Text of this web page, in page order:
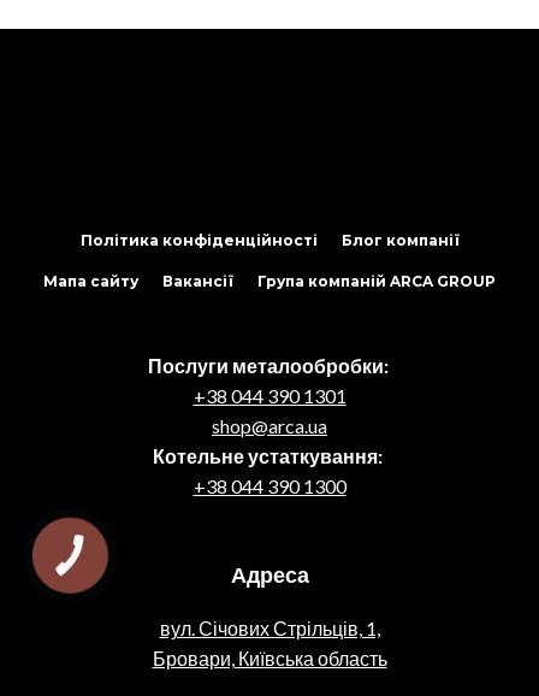
Політика конфіденційності Блог компанії
Мапа сайту Вакансії Група компаній ARCA GROUP
Послуги металообробки:
+38 044 390 1301
shop@arca.ua
Котельне устаткування:
+38 044 390 1300
Адреса
вул. Січових Стрільців, 1,
Бровари, Київська область
КНОПКА
ЗВ'ЯЗКУ